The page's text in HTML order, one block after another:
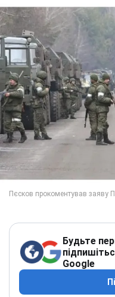
Будьте
Google